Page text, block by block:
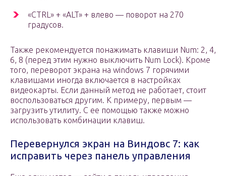
«CTRL» + «ALT» + влево — поворот на 270
градусов.
Также рекомендуется понажимать клавиши Num: 2, 4,
6, 8 (перед этим нужно выключить Num Lock). Кроме
того, переворот экрана на windows 7 горячими
клавишами иногда включается в настройках
видеокарты. Если данный метод не работает, стоит
воспользоваться другим. К примеру, первым —
загрузить утилиту. С ее помощью также можно
использовать комбинации клавиш.
Перевернулся экран на Виндовс 7: как
исправить через панель управления